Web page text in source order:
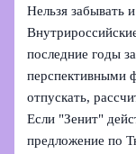
Нельзя забывать
последние годы
перспективными
отпускать,
Если "Зенит"
предложение по